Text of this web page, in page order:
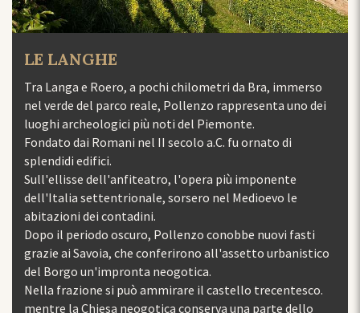
IL ROERO
Situato nel basso Piemonte, il Roero è il territorio di
collina che fiancheggia la sponda sinistra del fiume
Tanaro, che lo separa dalle Langhe fino a lambire le
province di Torino e di Asti. Qui le attività umane, le
coltivazioni ed i borghi storici si inseriscono in una
natura ancora selvaggia fatta di folta vegetazione ed
aspre colline. Fu la nobile famiglia astigiana dei Roero a
dare il nome al territorio, di cui nel Medioevo
possedevano la maggioranza dei castelli e delle terre.
nome che oggi evoca i grandi vini DOCG, Roero e Roero
Arneis.
READ MORE